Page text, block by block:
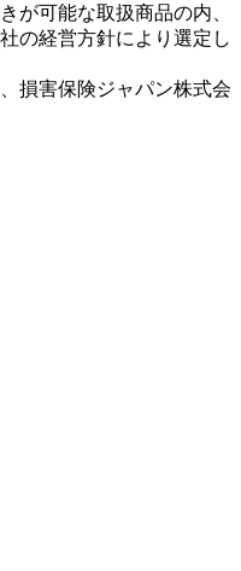
が可能な取扱商品の内、
の経営方針により選定し
損害保険ジャパン株式会